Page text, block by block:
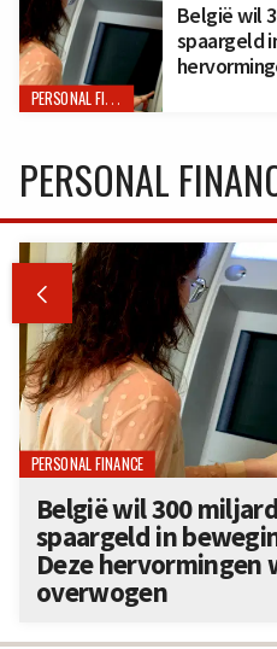
PERSONAL FINANCE
België wil
spaargeld
PERSONAL

PERSONAL FINANCE
België wil 300
spaargeld in
Deze hervormingen
overwogen